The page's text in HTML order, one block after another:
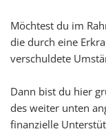
Möchtest du im
die durch eine
verschuldete
Dann bist du hier
des weiter unten
finanzielle